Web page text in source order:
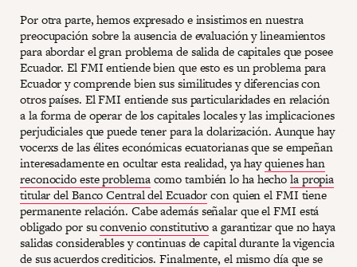
Por otra parte, hemos expresado e insistimos en nuestra
preocupación sobre la ausencia de evaluación y lineamientos
para abordar el gran problema de salida de capitales que posee
Ecuador. El FMI entiende bien que esto es un problema para
Ecuador y comprende bien sus similitudes y diferencias con
otros países. El FMI entiende sus particularidades en relación
a la forma de operar de los capitales locales y las implicaciones
perjudiciales que puede tener para la dolarización. Aunque hay
vocerxs de las élites económicas ecuatorianas que se empeñan
interesadamente en ocultar esta realidad, ya hayquienes han
reconocido este problemacomo también lo ha hechola propia
titular del Banco Central del Ecuadorcon quien el FMI tiene
permanente relación. Cabe además señalar que el FMI está
obligado por suconvenio constitutivoa garantizar que no haya
salidas considerables y continuas de capital durante la vigencia
de sus acuerdos crediticios. Finalmente, el mismo día que se